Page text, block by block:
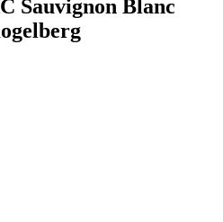
Sauvignon Blanc